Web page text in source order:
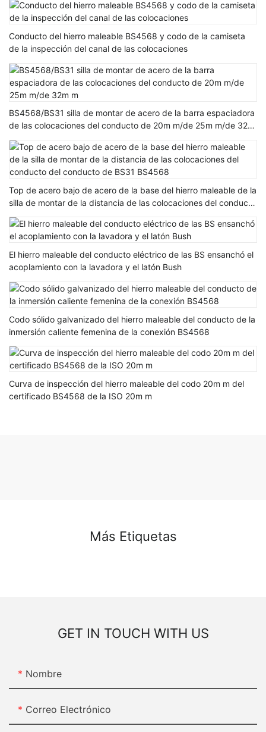
Conducto del hierro maleable BS4568 y codo de la camiseta
de la inspección del canal de las colocaciones
BS4568/BS31 silla de montar de acero de la barra espaciadora
de las colocaciones del conducto de 20m m/de 25m m/de 32m
m
Top de acero bajo de acero de la base del hierro maleable de la
silla de montar de la distancia de las colocaciones del conducto
del conducto de BS31 BS4568
El hierro maleable del conducto eléctrico de las BS ensanchó el
acoplamiento con la lavadora y el latón Bush
Codo sólido galvanizado del hierro maleable del conducto de la
inmersión caliente femenina de la conexión BS4568
Curva de inspección del hierro maleable del codo 20m m del
certificado BS4568 de la ISO 20m m
Más Etiquetas
GET IN TOUCH WITH US
Nombre
Correo Electrónico